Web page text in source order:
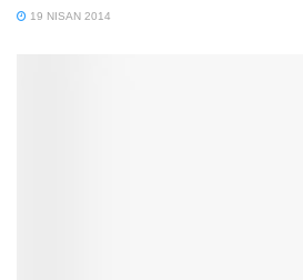
19 NISAN 2014